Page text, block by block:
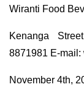
Wiranti Food
Kenanga
8871981 E-mail:
November 4th,